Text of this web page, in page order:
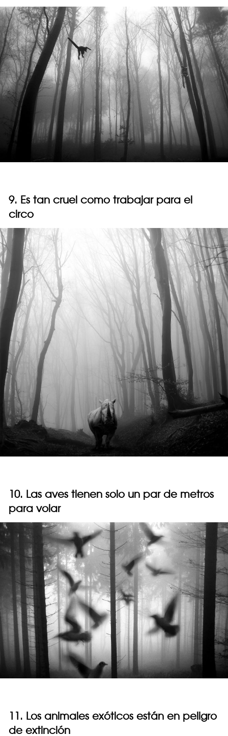
9. Es tan cruel como trabajar para el
circo
10. Las aves tienen solo un par de metros
para volar
11. Los animales exóticos están en peligro
de extinción